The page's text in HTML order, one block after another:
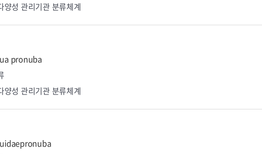
양성 관리기관 분류체계
pronuba
양성 관리기관 분류체계